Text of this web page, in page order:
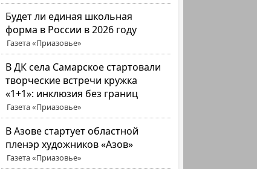
Будет ли единая школьная
форма в России в 2026 году
Газета «Приазовье»
В ДК села Самарское стартовали
творческие встречи кружка
«1+1»: инклюзия без границ
Газета «Приазовье»
В Азове стартует областной
пленэр художников «Азов»
Газета «Приазовье»